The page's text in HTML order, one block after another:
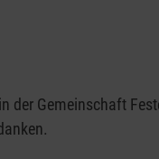
der Gemeinschaft